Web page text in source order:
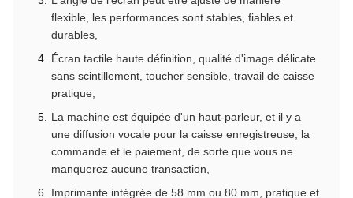
flexible, les performances sont stables, fiables et
durables,
Écran tactile haute définition, qualité d'image délicate
sans scintillement, toucher sensible, travail de caisse
pratique,
La machine est équipée d'un haut-parleur, et il y a
une diffusion vocale pour la caisse enregistreuse, la
commande et le paiement, de sorte que vous ne
manquerez aucune transaction,
Imprimante intégrée de 58 mm ou 80 mm, pratique et